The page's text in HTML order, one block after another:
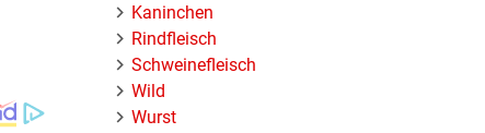
Kaninchen
Rindfleisch
Schweinefleisch
Wild
Wurst